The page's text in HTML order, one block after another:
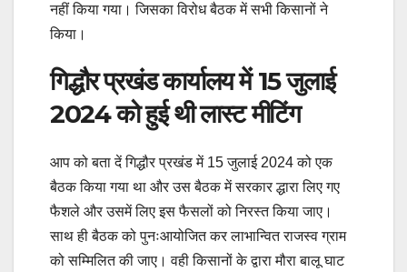
नहीं किया गया। जिसका विरोध बैठक में सभी किसानों ने
किया।
गिद्धौर प्रखंड कार्यालय में 15 जुलाई
2024 को हुई थी लास्ट मीटिंग
आप को बता दें गिद्धौर प्रखंड में 15 जुलाई 2024 को एक
बैठक किया गया था और उस बैठक में सरकार द्धारा लिए गए
फैशले और उसमें लिए इस फैसलों को निरस्त किया जाए।
साथ ही बैठक को पुनःआयोजित कर लाभान्वित राजस्व ग्राम
को सम्मिलित की जाए। वही किसानों के द्वारा मौरा बालू घाट